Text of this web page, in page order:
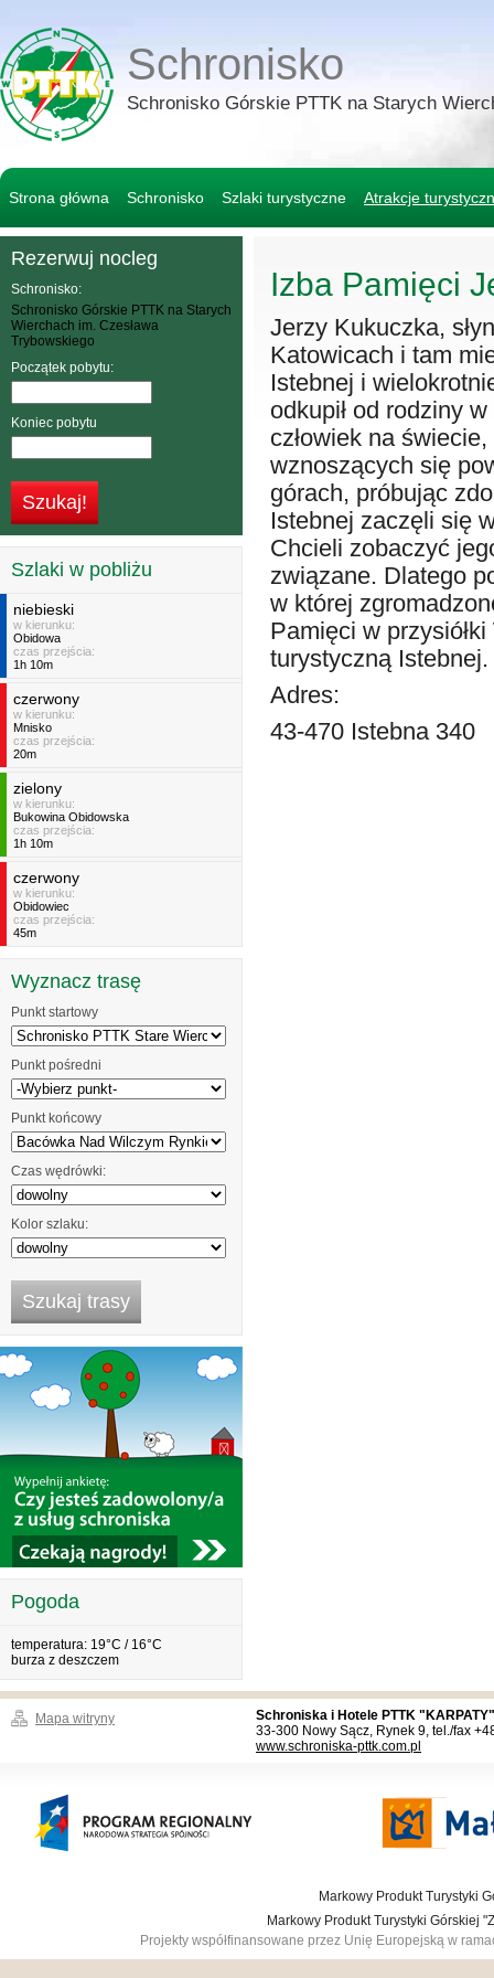
Schronisko
Schronisko Górskie PTTK na Starych
Strona główna Schronisko Szlaki turystyczne Atrakcje
Rezerwuj nocleg
Schronisko:
Schronisko Górskie PTTK na Starych
Wierchach im. Czesława
Trybowskiego
Początek pobytu:
Koniec pobytu
Szlaki w pobliżu
niebieski
w kierunku:
Obidowa
czas przejścia:
1h 10m
czerwony
w kierunku:
Mnisko
czas przejścia:
20m
zielony
w kierunku:
Bukowina Obidowska
czas przejścia:
1h 10m
czerwony
w kierunku:
Obidowiec
czas przejścia:
45m
Wyznacz trasę
Punkt startowy
Punkt pośredni
Punkt końcowy
Czas wędrówki:
Kolor szlaku:
Pogoda
temperatura: 19°C / 16°C
burza z deszczem
Izba Pamięci
Jerzy Kukuczka,
Katowicach i tam
Istebnej i
odkupił od rodziny
człowiek na
wznoszących się
górach, próbując
Istebnej zaczęli się
Chcieli zobaczyć
związane. Dlatego
w której
Pamięci w
turystyczną Istebnej.
Adres:
43-470 Istebna 340
Mapa witryny
Schroniska i Hotele PTTK
33-300 Nowy Sącz, Rynek 9, tel./fax
www.schroniska-pttk.com.pl
Markowy Produkt Turystyki
Markowy Produkt Turystyki Górskiej
Projekty współfinansowane przez Unię Europejską w